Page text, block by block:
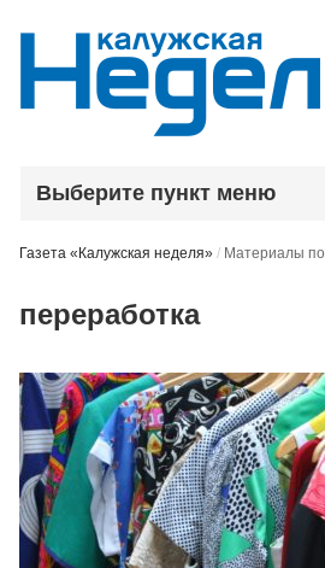
Выберите пункт меню
Газета «Калужская неделя» / Материалы
переработка